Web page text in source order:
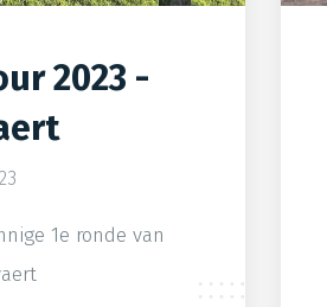
2023 -
1e ronde van